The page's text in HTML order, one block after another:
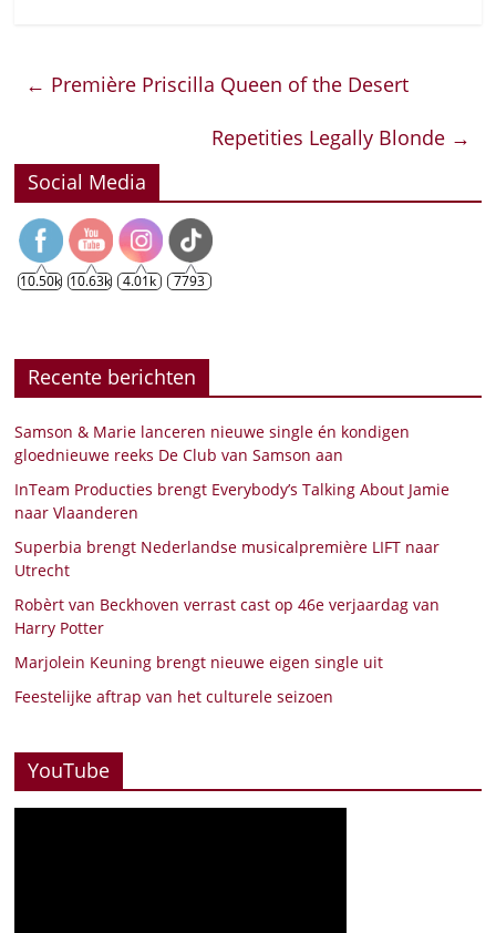
← Première Priscilla Queen of the Desert
Repetities Legally Blonde →
Social Media
10.50k 10.63k 4.01k 7793
Recente berichten
Samson & Marie lanceren nieuwe single én kondigen
gloednieuwe reeks De Club van Samson aan
InTeam Producties brengt Everybody’s Talking About Jamie
naar Vlaanderen
Superbia brengt Nederlandse musicalpremière LIFT naar
Utrecht
Robèrt van Beckhoven verrast cast op 46e verjaardag van
Harry Potter
Marjolein Keuning brengt nieuwe eigen single uit
Feestelijke aftrap van het culturele seizoen
YouTube